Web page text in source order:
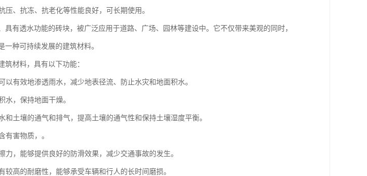
、抗冻、抗老化等性能良好，可长期使用。
有透水功能的砖块，被广泛应用于道路、广场、园林等建设中。它不仅带来美观的同时，
种可持续发展的建筑材料。
材料，具有以下功能：
以有效地渗透雨水，减少地表径流、防止水灾和地面积水。
水，保持地面干燥。
土壤的通气和排气，提高土壤的通气性和保持土壤湿度平衡。
有害物质，。
，能够提供良好的防滑效果，减少交通事故的发生。
高的耐磨性，能够承受车辆和行人的长时间磨损。